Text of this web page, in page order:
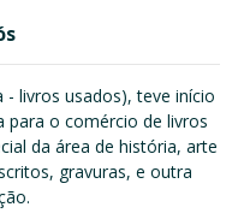
livros usados), teve início
para o comércio de livros
da área de história, arte
gravuras, e outra